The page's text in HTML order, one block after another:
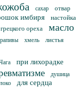
сахар
отвар
имбиря
настойка
ореха
масло
хмель
листья
при лихорадке
душица
для сердца